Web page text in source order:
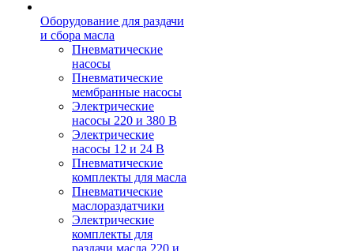
Оборудование для раздачи
и сбора масла
Пневматические
насосы
Пневматические
мембранные насосы
Электрические
насосы 220 и 380 В
Электрические
насосы 12 и 24 В
Пневматические
комплекты для масла
Пневматические
маслораздатчики
Электрические
комплекты для
раздачи масла 220 и